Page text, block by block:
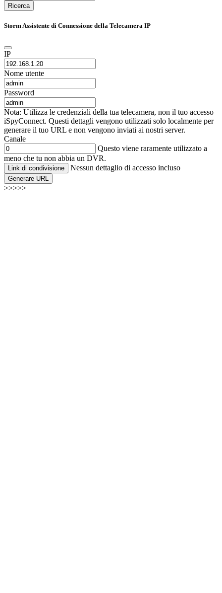
Ricerca
Storm Assistente di Connessione della Telecamera IP
IP
Nome utente
Password
Nota: Utilizza le credenziali della tua telecamera, non il tuo accesso
iSpyConnect. Questi dettagli vengono utilizzati solo localmente per
generare il tuo URL e non vengono inviati ai nostri server.
Canale
Questo viene raramente utilizzato a
meno che tu non abbia un DVR.
Link di condivisione Nessun dettaglio di accesso incluso
Generare URL
>>>>>